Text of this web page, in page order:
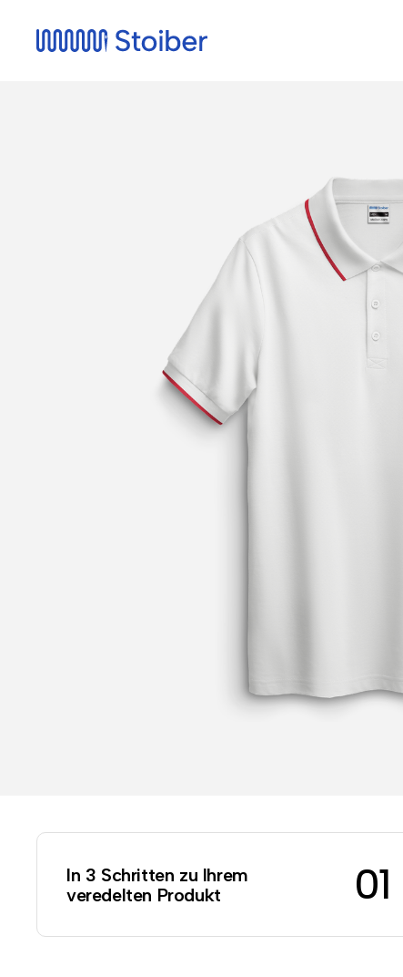
In 3 Schritten zu Ihrem
veredelten Produkt
01